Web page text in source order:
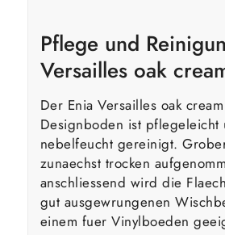
Pflege und
Versailles oak
Der Enia Versailles oak
Designboden ist pflegeleicht
nebelfeucht gereinigt.
zunaechst trocken
anschliessend wird die
gut ausgewrungenen
einem fuer Vinylboeden